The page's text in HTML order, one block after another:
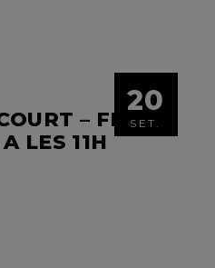
20
SET.
– FINAL
LES 11H